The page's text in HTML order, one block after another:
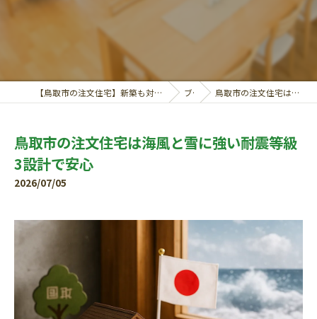
【鳥取市の注文住宅】新築も対応の工務店｜価格相談受付中｜有限会社マエタ木材 ブログ 鳥取市の注文住宅は海風と雪に強い耐震等級3設計で安心
鳥取市の注文住宅は海風と雪に強い耐震等級
3設計で安心
2026/07/05